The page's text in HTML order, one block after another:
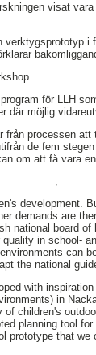
visat
för LLH
där möjlig
processen
de fem
om att få vara
,
development.
demands are
national board
in school-
can
the national
with
in
children's
planning tool
that we